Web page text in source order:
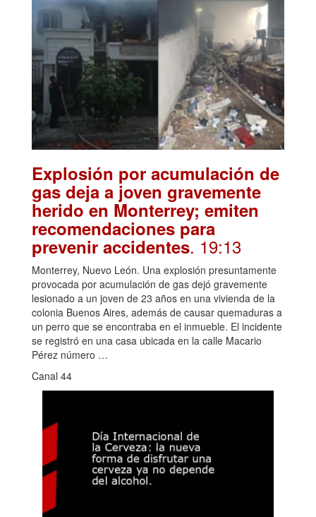
Explosión por acumulación de
gas deja a joven gravemente
herido en Monterrey; emiten
recomendaciones para
prevenir accidentes. 19:13
Monterrey, Nuevo León. Una explosión presuntamente
provocada por acumulación de gas dejó gravemente
lesionado a un joven de 23 años en una vivienda de la
colonia Buenos Aires, además de causar quemaduras a
un perro que se encontraba en el inmueble. El incidente
se registró en una casa ubicada en la calle Macario
Pérez número …
Canal 44